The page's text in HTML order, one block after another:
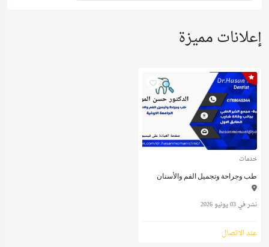
إعلانات مميزة
خدمات
طب وجراحة وتجميل الفم والأسنان
نشر في 03 يونيو 2026
عند الاتصال